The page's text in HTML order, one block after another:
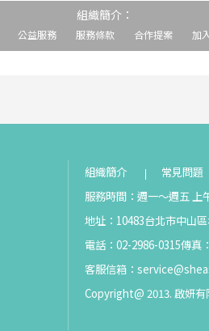
組織簡介：
公益服務 服務條款 合作提案 加
組織簡介 常見問題
服務時間：週一～週五
地址：10483台北市中山
電話：02-2986-0315傳真
客服信箱：
Copyright@ 2013. 啟妍